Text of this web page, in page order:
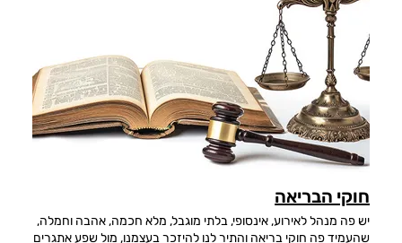
קיימא של אושר אינסופי ושלישית, שכל שיעורי ההתפתחות שלשמם
הגעתם הנה והדמויות שאיתן כרתתם בריתות למימוש אותם שיעורים,
שזורים כבר מראש בנתיב הזה. לכן אופטימלי וחיוני בכל רמה
אפשרית שתפסעו עליו. אני יצאתי ללמוד משפטים בגיל 45, הגשמת
חלום ישן לעשות וי על לימודים אקדמאים. בחרתי בו כי הוא היה אז
רלוונטי לעיסוקי כמזכירת איגוד מקצועי ועשיתי בו חייל. זה היה מסע
סיזיפי. הלימודים עצמם, הנסיעות, העבודות, המבחנים והתמחות
שנחשבה יוקרתית לכל הדיעות, אך אצלי נחוותה כקוטב הצפוני.
רק מדרגה בדרך, בשום אופן לא הדרך עצמה. והסבל הזה בדיעבד
יציאת מצריים, היה הפרק הזה באופן מובהק, המדבר האישי שלי לפני
הגיעי אל הארץ המובטחת. עברתי עוד כמה מבחנים בדרך, כדי
שהשמיים יראו שאני "מתאבדת" על הייעוד שלי וכדי שיתירו לי את
חוקי הבריאה
יש פה מנהל לאירוע, אינסופי, בלתי מוגבל, מלא חכמה, אהבה וחמלה,
שהעמיד פה חוקי בריאה והתיר לנו להיזכר בעצמנו, מול שפע אתגרים